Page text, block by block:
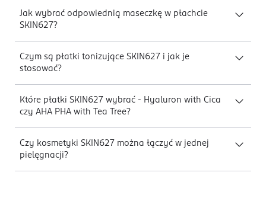
Jak wybrać odpowiednią maseczkę w płachcie
SKIN627?
Czym są płatki tonizujące SKIN627 i jak je
stosować?
Które płatki SKIN627 wybrać - Hyaluron with Cica
czy AHA PHA with Tea Tree?
Czy kosmetyki SKIN627 można łączyć w jednej
pielęgnacji?